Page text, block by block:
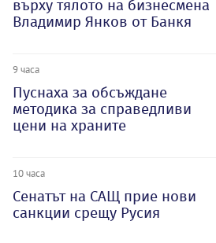
върху тялото на бизнесмена
Владимир Янков от Банкя
9 часа
Пуснаха за обсъждане
методика за справедливи
цени на храните
10 часа
Сенатът на САЩ прие нови
санкции срещу Русия